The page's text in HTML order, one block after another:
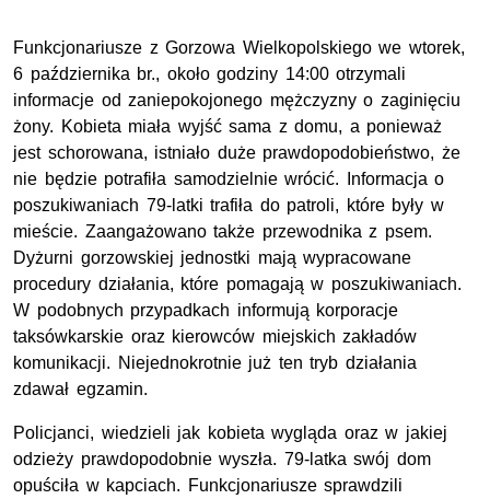
Funkcjonariusze z Gorzowa Wielkopolskiego we wtorek,
6 października br., około godziny 14:00 otrzymali
informacje od zaniepokojonego mężczyzny o zaginięciu
żony. Kobieta miała wyjść sama z domu, a ponieważ
jest schorowana, istniało duże prawdopodobieństwo, że
nie będzie potrafiła samodzielnie wrócić. Informacja o
poszukiwaniach 79-latki trafiła do patroli, które były w
mieście. Zaangażowano także przewodnika z psem.
Dyżurni gorzowskiej jednostki mają wypracowane
procedury działania, które pomagają w poszukiwaniach.
W podobnych przypadkach informują korporacje
taksówkarskie oraz kierowców miejskich zakładów
komunikacji. Niejednokrotnie już ten tryb działania
zdawał egzamin.
Policjanci, wiedzieli jak kobieta wygląda oraz w jakiej
odzieży prawdopodobnie wyszła. 79-latka swój dom
opuściła w kapciach. Funkcjonariusze sprawdzili